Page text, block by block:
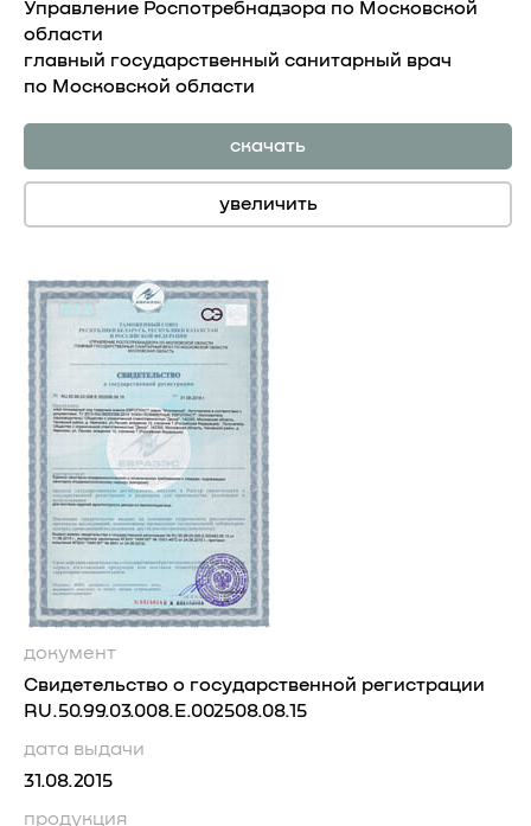
Управление Роспотребнадзора по Московской
области
главный государственный санитарный врач
по Московской области
скачать
увеличить
документ
Свидетельство о государственной регистрации
RU.50.99.03.008.Е.002508.08.15
дата выдачи
31.08.2015
продукция